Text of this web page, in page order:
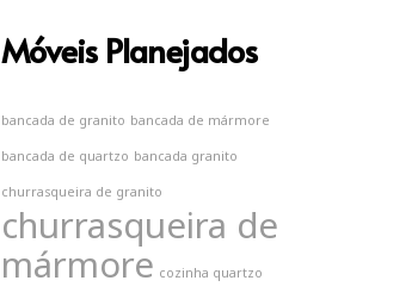
Móveis Planejados
bancada de granito bancada de mármore
bancada de quartzo bancada granito
churrasqueira de granito
churrasqueira de
mármore cozinha quartzo